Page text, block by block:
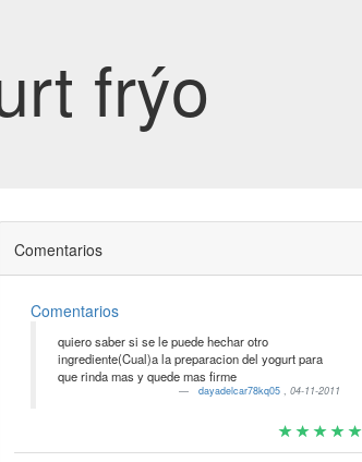
frýo
Comentarios
Comentarios
quiero saber si se le puede hechar otro
ingrediente(Cual)a la preparacion del yogurt para
que rinda mas y quede mas firme
dayadelcar78kq05,04-11-2011